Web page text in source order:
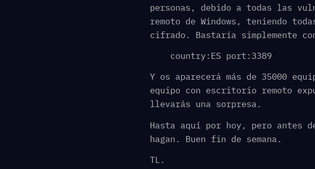
personas, debido a todas las
remoto de Windows, teniendo
cifrado. Bastaría simplemente
country:ES port:3389
Y os aparecerá más de 35000
equipo con escritorio remoto
llevarás una sorpresa.
Hasta aquí por hoy, pero antes
hagan. Buen fin de semana.
TL.